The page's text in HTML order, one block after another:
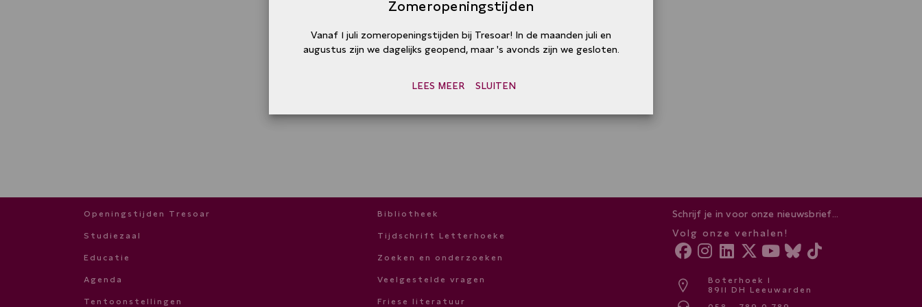
Openingstijden Tresoar
Studiezaal
Educatie
Agenda
Tentoonstellingen
Bibliotheek
Tijdschrift Letterhoeke
Zoeken en onderzoeken
Veelgestelde vragen
Friese literatuur
Schrijf je in voor onze nieuwsbrief...
Volg onze verhalen!
Boterhoek 1
8911 DH Leeuwarden
Zomeropeningstijden
Vanaf 1 juli zomeropeningstijden bij Tresoar! In de maanden juli en
augustus zijn we dagelijks geopend, maar 's avonds zijn we gesloten.
SLUITEN
LEES MEER